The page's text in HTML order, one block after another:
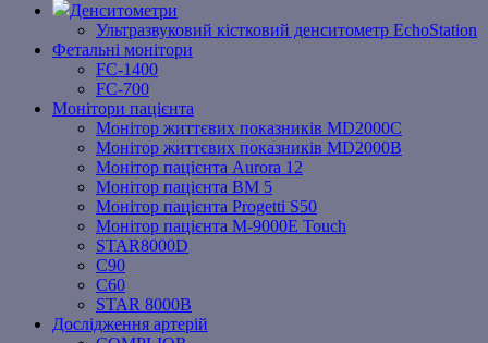
Денситометри
Ультразвуковий кістковий денситометр EchoStation
Фетальні монітори
FC-1400
FC-700
Монітори пацієнта
Монітор життєвих показників MD2000С
Монітор життєвих показників MD2000В
Mонітоp пацієнта Aurora 12
Монітор пацієнта BM 5
Монітор пацієнта Progetti S50
Монітор пацієнта M-9000E Touch
STAR8000D
C90
C60
STAR 8000B
Дослідження артерій